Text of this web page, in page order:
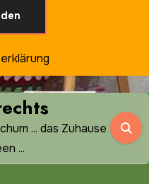
... das Zuhause
...